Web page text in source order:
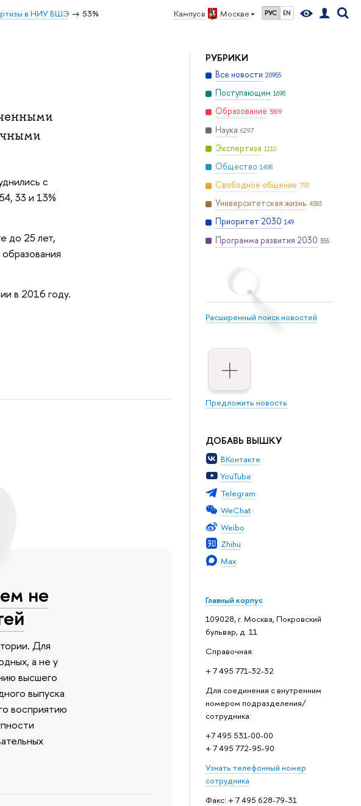
Кампус в Москве РУС EN
в НИУ ВШЭ 53%
РУБРИКИ
Все новости 20955
Поступающим 1698
Образование 3809
Наука 6297
Экспертиза 1110
Общество 1498
Свободное общение 793
Университетская жизнь 4383
Приоритет 2030 149
Программа развития 2030 355
Расширенный поиск новостей
Предложить новость
ДОБАВЬ ВЫШКУ
ВКонтакте
YouTube
Telegram
WeChat
Weibo
Zhihu
Max
Главный корпус
109028, г. Москва, Покровский
бульвар, д. 11
Справочная:
+ 7 495 771-32-32
Для соединения с внутренним
номером подразделения/
сотрудника:
+7 495 531-00-00
+ 7 495 772-95-90
Узнать телефонный номер
сотрудника
Факс: + 7 495 628-79-31
с
33 и 13%
до 25 лет,
в 2016 году.
не
Для
а не у
высшего
выпуска
восприятию